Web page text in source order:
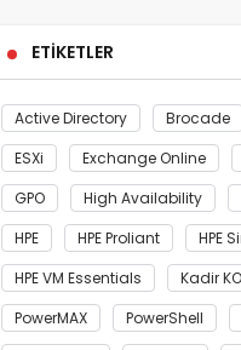
ETIKETLER
Active Directory Brocade
ESXi
Exchange Online
GPO
High Availability
HPE
HPE Proliant
HPE
HPE VM Essentials
Kadir
PowerMAX
PowerShell